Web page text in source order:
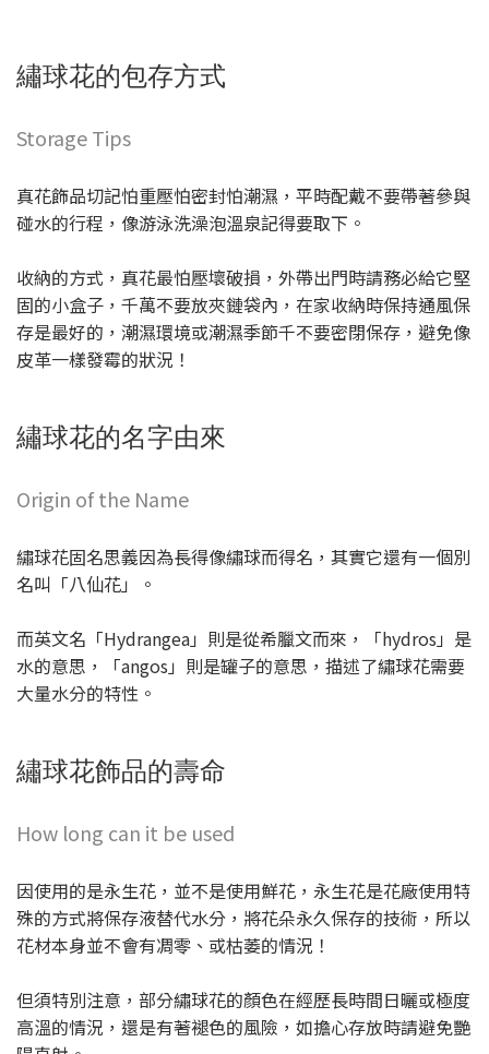
繡球花的包存方式
Storage Tips
真花飾品切記怕重壓怕密封怕潮濕，平時配戴不要帶著參與
碰水的行程，像游泳洗澡泡溫泉記得要取下。
收納的方式，真花最怕壓壞破損，外帶出門時請務必給它堅
固的小盒子，千萬不要放夾鏈袋內，在家收納時保持通風保
存是最好的，潮濕環境或潮濕季節千不要密閉保存，避免像
皮革一樣發霉的狀況！
繡球花的名字由來
Origin of the Name
繡球花固名思義因為長得像繡球而得名，其實它還有一個別
名叫「八仙花」。
而英文名「Hydrangea」則是從希臘文而來，「hydros」是
水的意思，「angos」則是罐子的意思，描述了繡球花需要
大量水分的特性。
繡球花飾品的壽命
How long can it be used
因使用的是永生花，並不是使用鮮花，永生花是花廠使用特
殊的方式將保存液替代水分，將花朵永久保存的技術，所以
花材本身並不會有凋零、或枯萎的情況！
但須特別注意，部分繡球花的顏色在經歷長時間日曬或極度
高溫的情況，還是有著褪色的風險，如擔心存放時請避免艷